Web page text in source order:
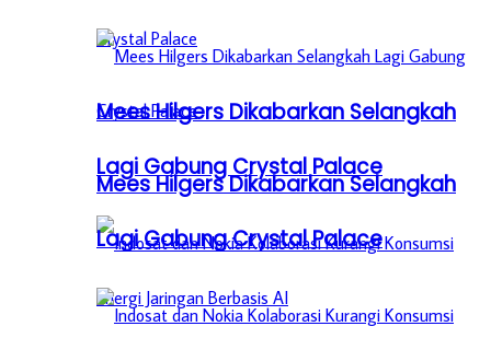
Mees Hilgers Dikabarkan Selangkah
Lagi Gabung Crystal Palace
Mees Hilgers Dikabarkan Selangkah
Lagi Gabung Crystal Palace